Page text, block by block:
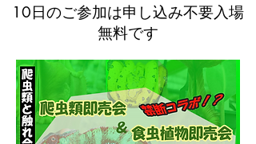
10日のご参加は申し込み不要入場
無料です